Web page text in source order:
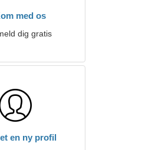
med os
dig gratis
en ny profil